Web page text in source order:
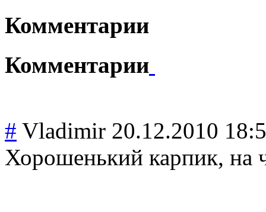
Комментарии
Комментарии
# Vladimir 20.12.2010
Хорошенький карпик, на